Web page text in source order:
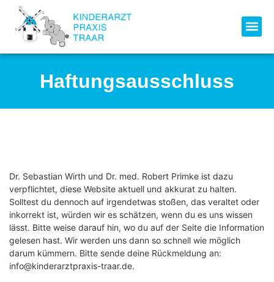
Haftungsausschluss
Dr. Sebastian Wirth und Dr. med. Robert Primke ist dazu
verpflichtet, diese Website aktuell und akkurat zu halten.
Solltest du dennoch auf irgendetwas stoßen, das veraltet oder
inkorrekt ist, würden wir es schätzen, wenn du es uns wissen
lässt. Bitte weise darauf hin, wo du auf der Seite die Information
gelesen hast. Wir werden uns dann so schnell wie möglich
darum kümmern. Bitte sende deine Rückmeldung an:
info@kinderarztpraxis-traar.de.